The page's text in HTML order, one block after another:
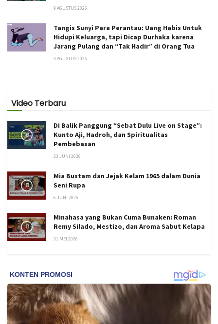
9 AGUSTUS 2026
Tangis Sunyi Para Perantau: Uang Habis Untuk
Hidupi Keluarga, tapi Dicap Durhaka karena
Jarang Pulang dan “Tak Hadir” di Orang Tua
3 AGUSTUS 2026
Video Terbaru
Di Balik Panggung “Sebat Dulu Live on Stage”:
Kunto Aji, Hadroh, dan Spiritualitas
Pembebasan
23 JUNI 2026
Mia Bustam dan Jejak Kelam 1965 dalam Dunia
Seni Rupa
6 JUNI 2026
Minahasa yang Bukan Cuma Bunaken: Roman
Remy Silado, Mestizo, dan Aroma Sabut Kelapa
31 MEI 2026